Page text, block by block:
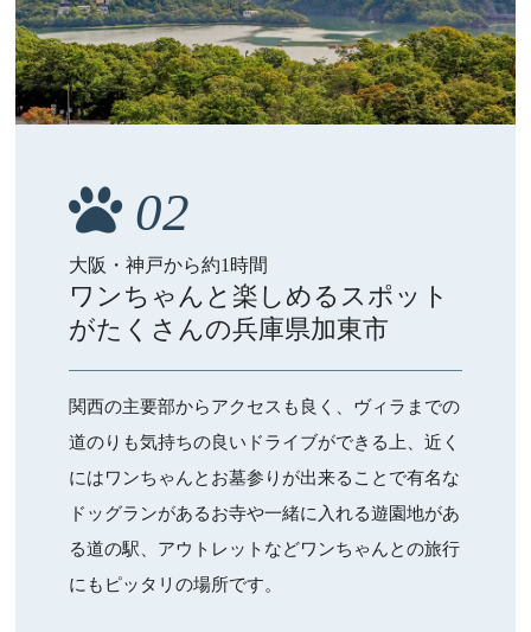
02
大阪・神戸から約1時間
ワンちゃんと楽しめるスポット
がたくさんの兵庫県加東市
関西の主要部からアクセスも良く、ヴィラまでの
道のりも気持ちの良いドライブができる上、近く
にはワンちゃんとお墓参りが出来ることで有名な
ドッグランがあるお寺や一緒に入れる遊園地があ
る道の駅、アウトレットなどワンちゃんとの旅行
にもピッタリの場所です。